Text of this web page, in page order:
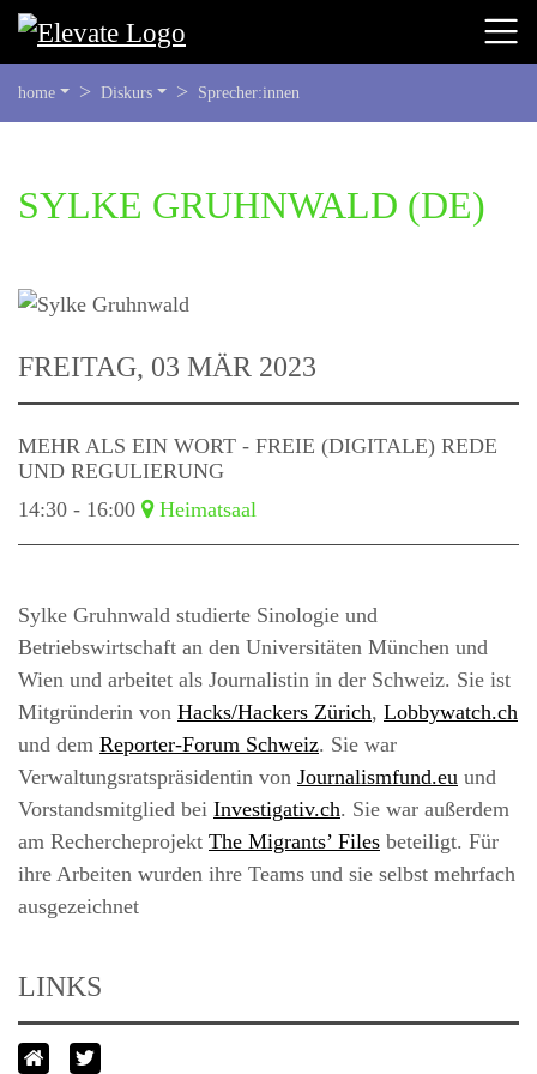
BEFINDEN
SICH
home Diskurs Sprecher:innen
BEGINN
DESSYLKE GRUHNWALD (DE)
FREITAG, 03 MÄR 2023
MEHR ALS EIN WORT - FREIE (DIGITALE) REDE
UND REGULIERUNG
14:30 - 16:00
Heimatsaal
Sylke Gruhnwald studierte Sinologie und
Betriebswirtschaft an den Universitäten München und
Wien und arbeitet als Journalistin in der Schweiz. Sie ist
Mitgründerin von Hacks/Hackers Zürich, Lobbywatch.ch
und dem Reporter-Forum Schweiz. Sie war
Verwaltungsratspräsidentin von Journalismfund.eu und
Vorstandsmitglied bei Investigativ.ch. Sie war außerdem
am Rechercheprojekt The Migrants’ Files beteiligt. Für
ihre Arbeiten wurden ihre Teams und sie selbst mehrfach
ausgezeichnet
LINKS